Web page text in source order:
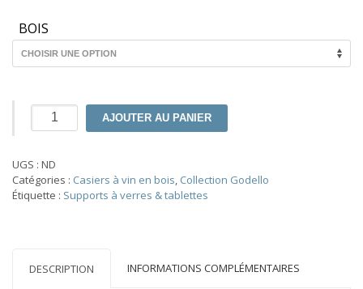
BOIS
quantité
vin
Série
Godello
AJOUTER AU PANIER
UGS : ND
Catégories : Casiers à vin en bois, Collection Godello
Étiquette : Supports à verres & tablettes
DESCRIPTION INFORMATIONS COMPLÉMENTAIRES